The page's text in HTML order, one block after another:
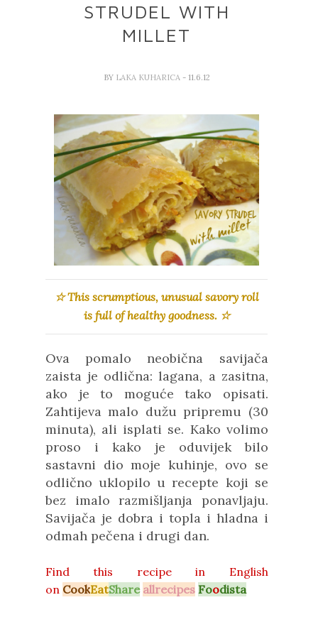
STRUDEL WITH
MILLET
BY LAKA KUHARICA - 11.6.12
☆This scrumptious, unusual savory roll
is full of healthy goodness. ☆
Ova pomalo neobična savijača
zaista je odlična: lagana, a zasitna,
ako je to moguće tako opisati.
Zahtijeva malo dužu pripremu (30
minuta), ali isplati se. Kako volimo
proso i kako je oduvijek bilo
sastavni dio moje kuhinje, ovo se
odlično uklopilo u recepte koji se
bez imalo razmišljanja ponavljaju.
Savijača je dobra i topla i hladna i
odmah pečena i drugi dan.
Find this recipe in
English
on CookEatShare allrecipes Foodista